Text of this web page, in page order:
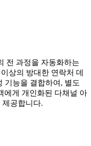
전 과정을 자동화하는
상의 방대한 연락처 데
기능을 결합하여, 별도
에게 개인화된 다채널 아
제공합니다.